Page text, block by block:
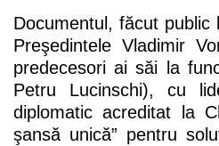
Documentul, făcut
Preşedintele Vladimir
predecesori ai săi la
Petru Lucinschi), cu
diplomatic acreditat la
şansă unică” pentru